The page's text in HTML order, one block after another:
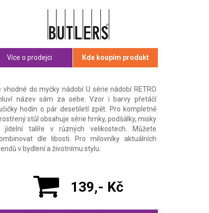
Více o prodejci Kde koupím produkt
vhodné do myčky nádobí U série nádobí RETRO
název sám za sebe. Vzor i barvy přetáčí
hodin o pár desetiletí zpět. Pro kompletně
stůl obsahuje série hrnky, podšálky, misky
jídelní talíře v různých velikostech. Můžete
dle libosti. Pro milovníky aktuálních
v bydlení a životnímu stylu.
139,- Kč